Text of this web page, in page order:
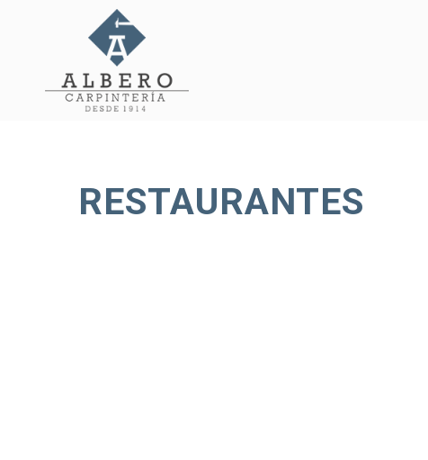
RESTAURANTES